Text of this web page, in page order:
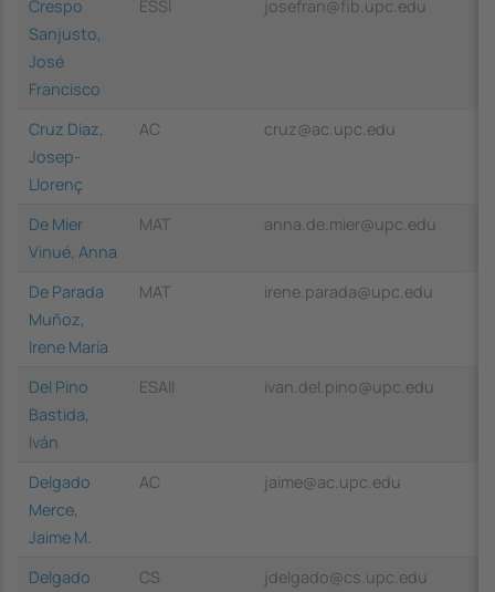
Crespo
Sanjusto,
José
Francisco
ESSI josefran@fib.upc.edu
Cruz Diaz,
Josep-
Llorenç
AC cruz@ac.upc.edu
De Mier
Vinué, Anna
MAT anna.de.mier@upc.edu
De Parada
Muñoz,
Irene María
MAT irene.parada@upc.edu
Del Pino
Bastida,
Iván
ESAII ivan.del.pino@upc.edu
Delgado
Merce,
Jaime M.
AC jaime@ac.upc.edu
Delgado
CS jdelgado@cs.upc.edu